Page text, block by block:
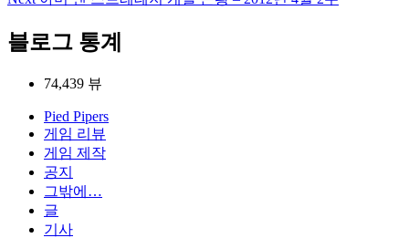
탐
색
블로그 통계
74,439 뷰
Pied Pipers
게임 리뷰
게임 제작
공지
그밖에…
글
기사